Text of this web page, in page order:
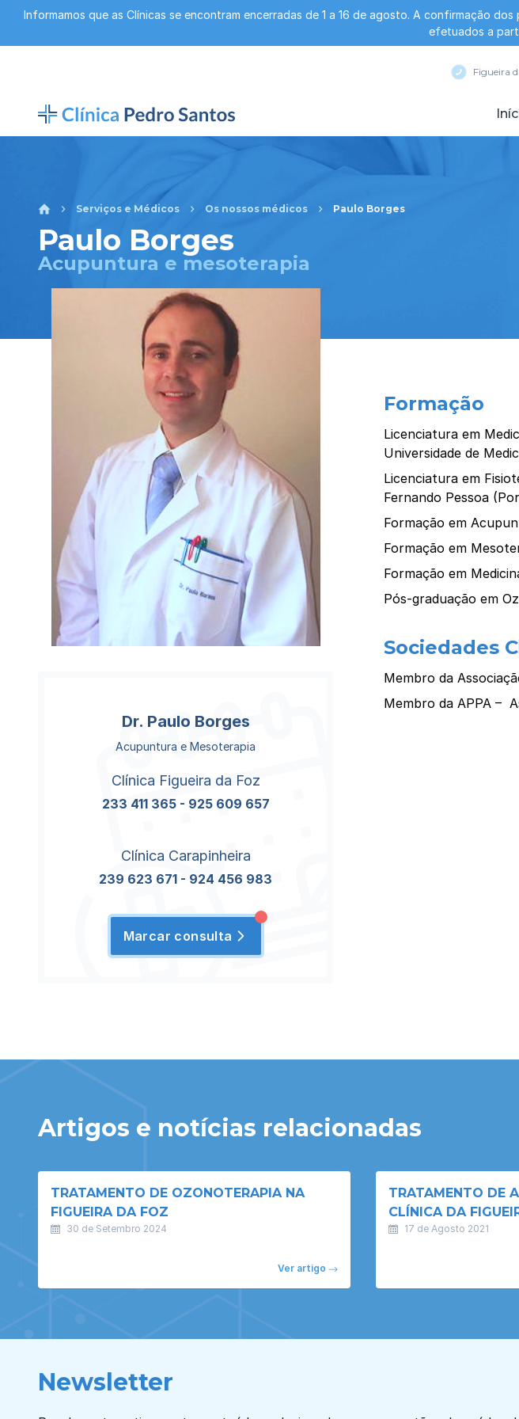
Informamos que as Clínicas se encontram encerradas de 1 a 16 de agosto. A confirmação
efetuados a
Figueira
Serviços e Médicos Os nossos médicos Paulo Borges
Paulo Borges
Acupuntura e mesoterapia
Dr. Paulo Borges
Acupuntura e Mesoterapia
Clínica Figueira da Foz
233 411 365- 925 609 657
Clínica Carapinheira
239 623 671 - 924 456 983
Marcar consulta
Formação
Licenciatura em
Universidade de
Licenciatura em
Fernando Pessoa
Formação em
Formação em
Formação em
Pós-graduação em
Sociedades
Membro da
Membro da APPA –
Artigos e notícias relacionadas
TRATAMENTO DE OZONOTERAPIA NA
FIGUEIRA DA FOZ
30 de Setembro 2024
Ver artigo
TRATAMENTO DE
CLÍNICA DA
17 de Agosto 2021
Newsletter